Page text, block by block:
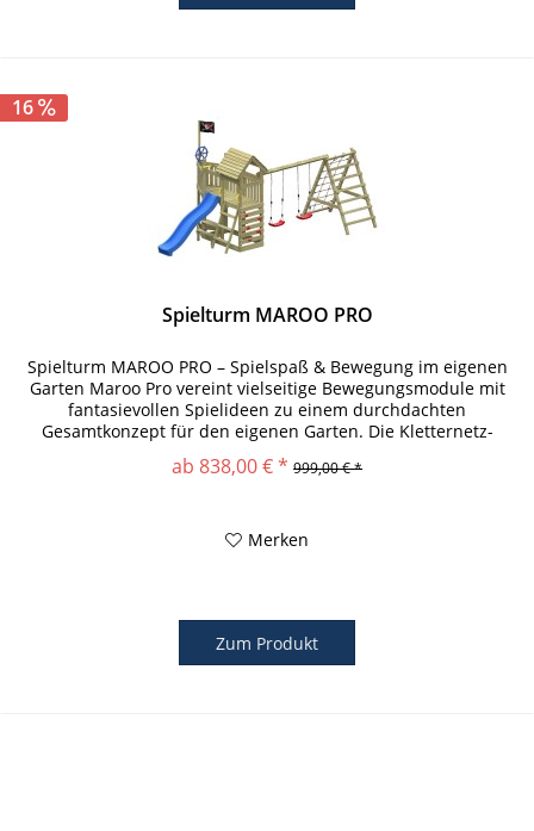
16
Spielturm MAROO PRO
Spielturm MAROO PRO – Spielspaß & Bewegung im eigenen
Garten Maroo Pro vereint vielseitige Bewegungsmodule mit
fantasievollen Spielideen zu einem durchdachten
Gesamtkonzept für den eigenen Garten. Die Kletternetz-
ab 838,00 € * 999,00 € *
Merken
Zum Produkt